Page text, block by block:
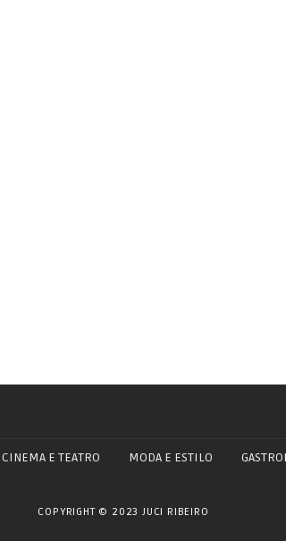
CINEMA E TEATRO MODA E ESTILO
COPYRIGHT © 2023 JUCI RIBEIRO